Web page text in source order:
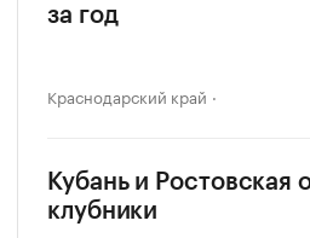
за год
Краснодарский край
Кубань и Ростовская
клубники